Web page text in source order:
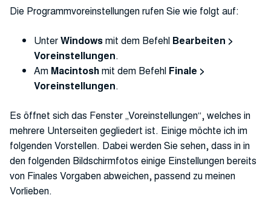
Die Programmvoreinstellungen rufen Sie wie folgt auf:
UnterWindowsmit dem Befehl Bearbeiten >
Voreinstellungen.
Am Macintoshmit dem Befehl Finale >
Voreinstellungen.
Es öffnet sich das Fenster „Voreinstellungen“, welches in
mehrere Unterseiten gegliedert ist. Einige möchte ich im
folgenden Vorstellen. Dabei werden Sie sehen, dass in in
den folgenden Bildschirmfotos einige Einstellungen bereits
von Finales Vorgaben abweichen, passend zu meinen
Vorlieben.